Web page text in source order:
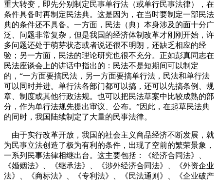
重大转变，即先分别制定民事单行法（或单行民事法律），在
条件具备时再制定民法典。这是因为，在当时要制定一部民法
典的条件还不具备。一方面，民法（典）本身涉及的面十分广
泛、问题非常复杂，但是我国的经济体制改革才刚刚开始，许
多问题还处于萌芽状态或者说还很不明朗，还缺乏相应的经
验；另一方面，民法的理论研究也很不充分。正如彭真同志在
民法座谈会上的讲话中指出的：民法不是短期间可以制定
的，“一方面要搞民法，另一方面要搞单行法，民法和单行法
可以同时并进。单行法各部门都可以搞，还可以先搞条例、规
章、制度或其他行政法规。也可以把民法草案中比较成熟的部
分，作为单行法规先提出审议、公布。”因此，在起草民法典
的同时，我国陆续制定了大量的民事法律。
由于实行改革开放，我国的社会主义商品经济不断发展，就
为民事立法创造了极为有利的条件，出现了空前的繁荣景象，
一系列民事法律相继出台。这主要包括：《经济合同法》、
《婚姻法》、《继承法》、《涉外经济合同法》、《外资企业
法》、《商标法》、《专利法》、《民法通则》、《企业破产